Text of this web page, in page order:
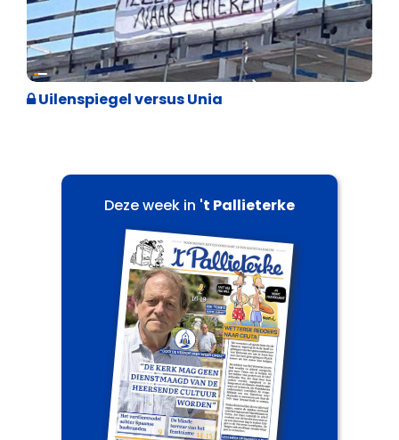
Cultuuroorlog
Uilenspiegel versus Unia
Deze week in 't Pallieterke